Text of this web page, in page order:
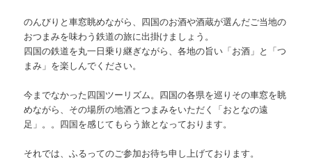
のんびりと車窓眺めながら、四国のお酒や酒蔵が選んだご当地の
おつまみを味わう鉄道の旅に出掛けましょう。
四国の鉄道を丸一日乗り継ぎながら、各地の旨い「お酒」と「つ
まみ」を楽しんでください。
今までなかった四国ツーリズム。四国の各県を巡りその車窓を眺
めながら、その場所の地酒とつまみをいただく「おとなの遠
足」。。四国を感じてもらう旅となっております。
それでは、ふるってのご参加お待ち申し上げております。